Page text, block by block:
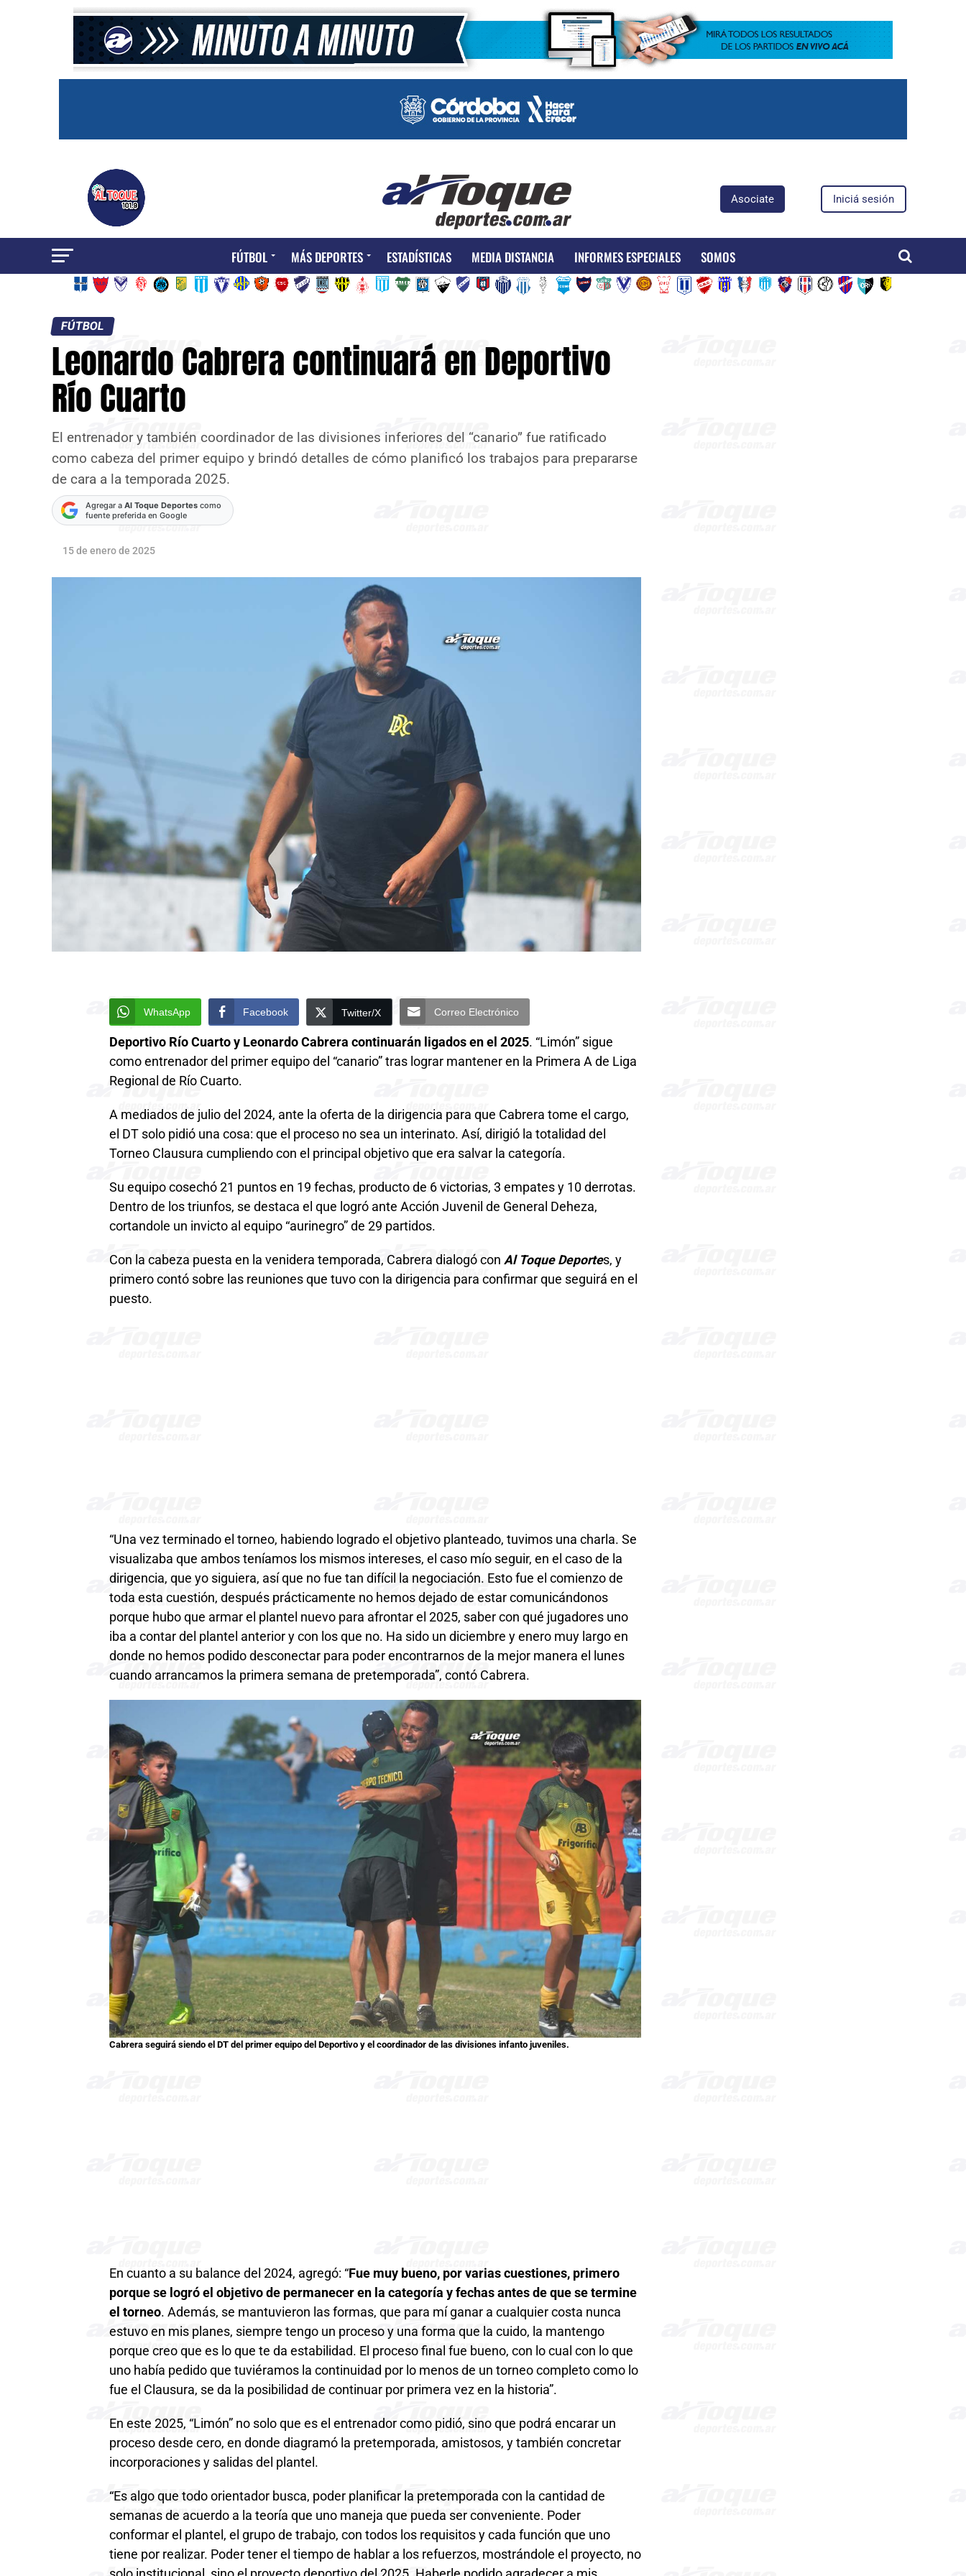
Asociate Iniciá sesión
FÚTBOL MÁS DEPORTES ESTADÍSTICAS MEDIA DISTANCIA INFORMES ESPECIALES SOMOS
FÚTBOL
Leonardo Cabrera continuará en Deportivo
Río Cuarto
El entrenador y también coordinador de las divisiones inferiores del “canario” fue ratificado
como cabeza del primer equipo y brindó detalles de cómo planificó los trabajos para prepararse
de cara a la temporada 2025.
Agregar a Al Toque Deportes como
fuente preferida en Google
15 de enero de 2025
WhatsApp Facebook Twitter/X Correo Electrónico
Deportivo Río Cuarto y Leonardo Cabrera continuarán ligados en el 2025. “Limón” sigue
como entrenador del primer equipo del “canario” tras lograr mantener en la Primera A de Liga
Regional de Río Cuarto.
A mediados de julio del 2024, ante la oferta de la dirigencia para que Cabrera tome el cargo,
el DT solo pidió una cosa: que el proceso no sea un interinato. Así, dirigió la totalidad del
Torneo Clausura cumpliendo con el principal objetivo que era salvar la categoría.
Su equipo cosechó 21 puntos en 19 fechas, producto de 6 victorias, 3 empates y 10 derrotas.
Dentro de los triunfos, se destaca el que logró ante Acción Juvenil de General Deheza,
cortandole un invicto al equipo “aurinegro” de 29 partidos.
Con la cabeza puesta en la venidera temporada, Cabrera dialogó con Al Toque Deportes, y
primero contó sobre las reuniones que tuvo con la dirigencia para confirmar que seguirá en el
puesto.
“Una vez terminado el torneo, habiendo logrado el objetivo planteado, tuvimos una charla. Se
visualizaba que ambos teníamos los mismos intereses, el caso mío seguir, en el caso de la
dirigencia, que yo siguiera, así que no fue tan difícil la negociación. Esto fue el comienzo de
toda esta cuestión, después prácticamente no hemos dejado de estar comunicándonos
porque hubo que armar el plantel nuevo para afrontar el 2025, saber con qué jugadores uno
iba a contar del plantel anterior y con los que no. Ha sido un diciembre y enero muy largo en
donde no hemos podido desconectar para poder encontrarnos de la mejor manera el lunes
cuando arrancamos la primera semana de pretemporada”, contó Cabrera.
Cabrera seguirá siendo el DT del primer equipo del Deportivo y el coordinador de las divisiones infanto juveniles.
En cuanto a su balance del 2024, agregó: “Fue muy bueno, por varias cuestiones, primero
porque se logró el objetivo de permanecer en la categoría y fechas antes de que se termine
el torneo. Además, se mantuvieron las formas, que para mí ganar a cualquier costa nunca
estuvo en mis planes, siempre tengo un proceso y una forma que la cuido, la mantengo
porque creo que es lo que te da estabilidad. El proceso final fue bueno, con lo cual con lo que
uno había pedido que tuviéramos la continuidad por lo menos de un torneo completo como lo
fue el Clausura, se da la posibilidad de continuar por primera vez en la historia”.
En este 2025, “Limón” no solo que es el entrenador como pidió, sino que podrá encarar un
proceso desde cero, en donde diagramó la pretemporada, amistosos, y también concretar
incorporaciones y salidas del plantel.
“Es algo que todo orientador busca, poder planificar la pretemporada con la cantidad de
semanas de acuerdo a la teoría que uno maneja que pueda ser conveniente. Poder
conformar el plantel, el grupo de trabajo, con todos los requisitos y cada función que uno
tiene por realizar. Poder tener el tiempo de hablar a los refuerzos, mostrándole el proyecto, no